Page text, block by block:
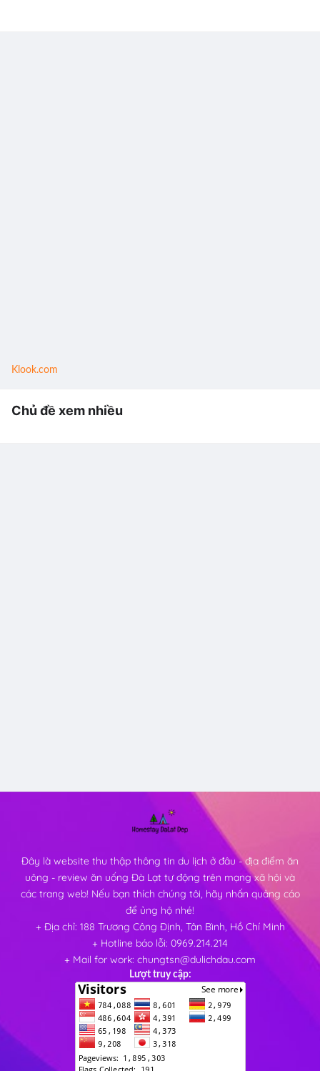
Klook.com
Chủ đề xem nhiều
Đây là website thu thập thông tin du lịch ở đâu - địa điểm ăn
uông - review ăn uống Đà Lạt tự động trên mạng xã hội và
các trang web! Nếu bạn thích chúng tôi, hãy nhấn quảng cáo
để ủng hộ nhé!
+ Địa chỉ: 188 Trương Công Định, Tân Bình, Hồ Chí Minh
+ Hotline báo lỗi: 0969.214.214
+ Mail for work: chungtsn@dulichdau.com
Lượt truy cập: